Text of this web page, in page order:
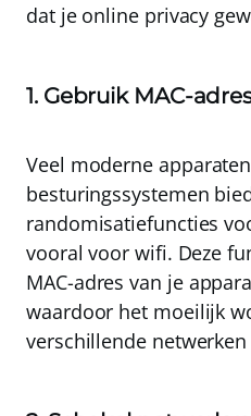
dat je online privacy
1. Gebruik MAC-
Veel moderne
besturingssystemen
randomisatiefuncties
vooral voor wifi. Deze
MAC-adres van je
waardoor het moeilijk
verschillende